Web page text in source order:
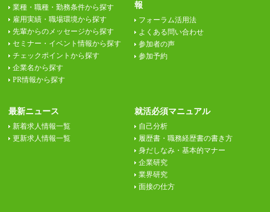
業種・職種・勤務条件から探す
雇用実績・職場環境から探す
先輩からのメッセージから探す
セミナー・イベント情報から探す
チェックポイントから探す
企業名から探す
PR情報から探す
報
フォーラム活用法
よくある問い合わせ
参加者の声
参加予約
最新ニュース
新着求人情報一覧
更新求人情報一覧
就活必須マニュアル
自己分析
履歴書・職務経歴書の書き方
身だしなみ・基本的マナー
企業研究
業界研究
面接の仕方